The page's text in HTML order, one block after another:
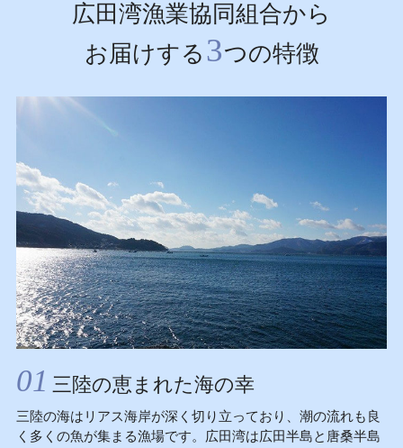
広田湾漁業協同組合から
お届けする 3つの特徴
01 三陸の恵まれた海の幸
三陸の海はリアス海岸が深く切り立っており、潮の流れも良
く多くの魚が集まる漁場です。広田湾は広田半島と唐桑半島